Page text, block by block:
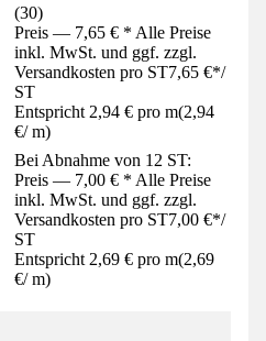
(30)
Preis — 7,65 € * Alle Preise
inkl. MwSt. und ggf. zzgl.
Versandkosten pro ST7,65 €*/
ST
Entspricht 2,94 € pro m(2,94
€/ m)
Bei Abnahme von 12 ST:
Preis — 7,00 € * Alle Preise
inkl. MwSt. und ggf. zzgl.
Versandkosten pro ST7,00 €*/
ST
Entspricht 2,69 € pro m(2,69
€/ m)